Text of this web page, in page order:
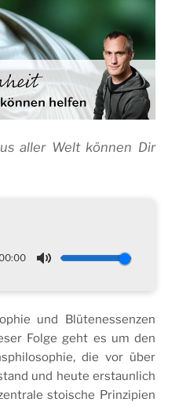
aller Welt können Dir
u
t
e
und Blütenessenzen
Folge geht es um den
die vor über
und heute erstaunlich
stoische Prinzipien